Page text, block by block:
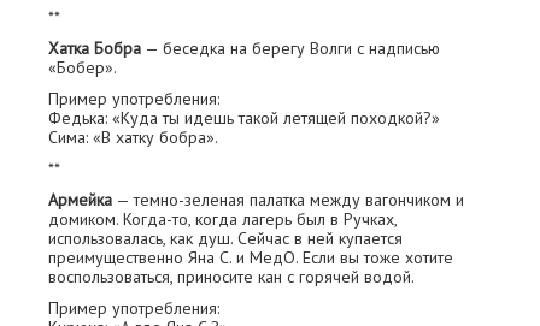
**
Хатка Бобра — беседка на берегу Волги с надписью
«Бобер».
Пример употребления:
Федька: «Куда ты идешь такой летящей походкой?»
Сима: «В хатку бобра».
**
Армейка — темно-зеленая палатка между вагончиком и
домиком. Когда-то, когда лагерь был в Ручках,
использовалась, как душ. Сейчас в ней купается
преимущественно Яна С. и МедО. Если вы тоже хотите
воспользоваться, приносите кан с горячей водой.
Пример употребления: